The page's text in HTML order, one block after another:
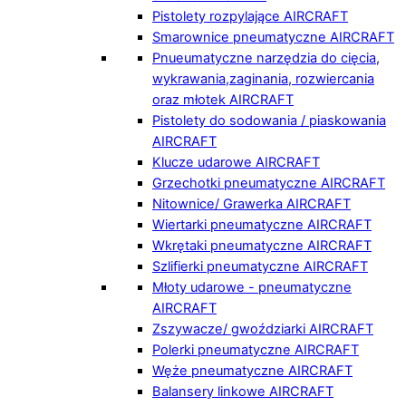
Pistolety rozpylające AIRCRAFT
Smarownice pneumatyczne AIRCRAFT
Pnueumatyczne narzędzia do cięcia,
wykrawania,zaginania, rozwiercania
oraz młotek AIRCRAFT
Pistolety do sodowania / piaskowania
AIRCRAFT
Klucze udarowe AIRCRAFT
Grzechotki pneumatyczne AIRCRAFT
Nitownice/ Grawerka AIRCRAFT
Wiertarki pneumatyczne AIRCRAFT
Wkrętaki pneumatyczne AIRCRAFT
Szlifierki pneumatyczne AIRCRAFT
Młoty udarowe - pneumatyczne
AIRCRAFT
Zszywacze/ gwoździarki AIRCRAFT
Polerki pneumatyczne AIRCRAFT
Węże pneumatyczne AIRCRAFT
Balansery linkowe AIRCRAFT